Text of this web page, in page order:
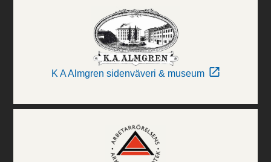
K A Almgren sidenväveri & museum